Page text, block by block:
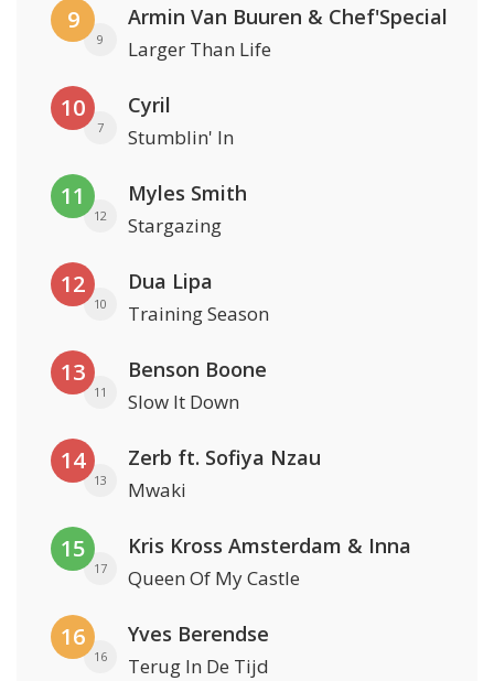
9
9
Armin Van Buuren & Chef'Special
Larger Than Life
10
7
Cyril
Stumblin' In
11
12
Myles Smith
Stargazing
12
10
Dua Lipa
Training Season
13
11
Benson Boone
Slow It Down
14
13
Zerb ft. Sofiya Nzau
Mwaki
15
17
Kris Kross Amsterdam & Inna
Queen Of My Castle
16
16
Yves Berendse
Terug In De Tijd